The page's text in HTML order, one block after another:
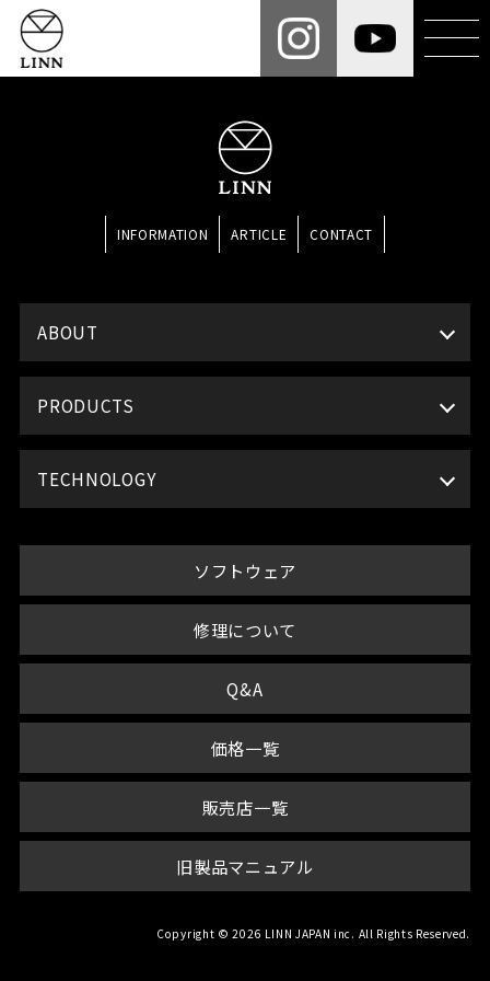
INFORMATION ARTICLE CONTACT
ABOUT
PRODUCTS
TECHNOLOGY
ソフトウェア
修理について
Q&A
価格一覧
販売店一覧
旧製品マニュアル
Copyright © 2026 LINN JAPAN inc. All Rights Reserved.